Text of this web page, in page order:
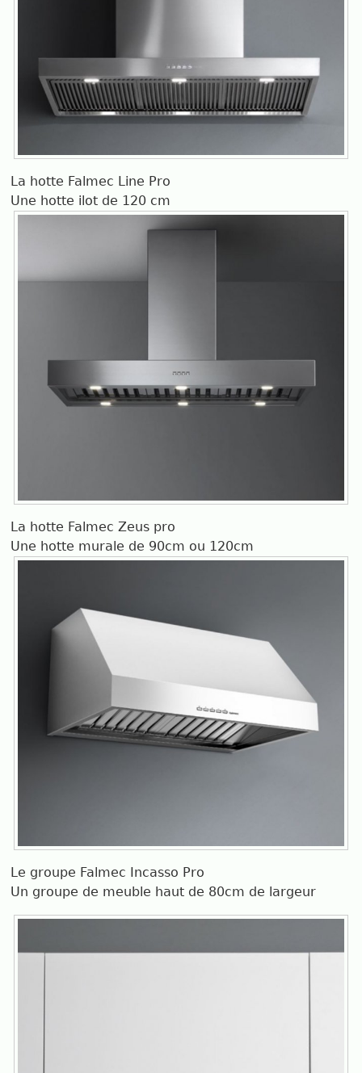
La hotte Falmec Line Pro
Une hotte ilot de 120 cm
La hotte Falmec Zeus pro
Une hotte murale de 90cm ou 120cm
Le groupe Falmec Incasso Pro
Un groupe de meuble haut de 80cm de largeur